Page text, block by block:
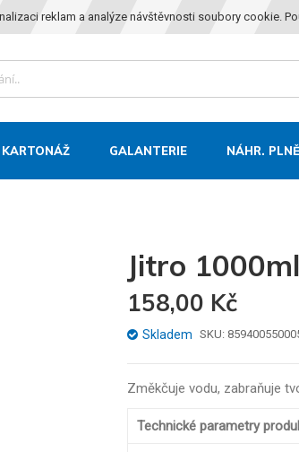
reklam a analýze návštěvnosti soubory cookie.
KARTONÁŽ GALANTERIE NÁHR.
Jitro 1000ml
158,00 Kč
Skladem SKU
Změkčuje vodu, zabraňuje
Technické parametry